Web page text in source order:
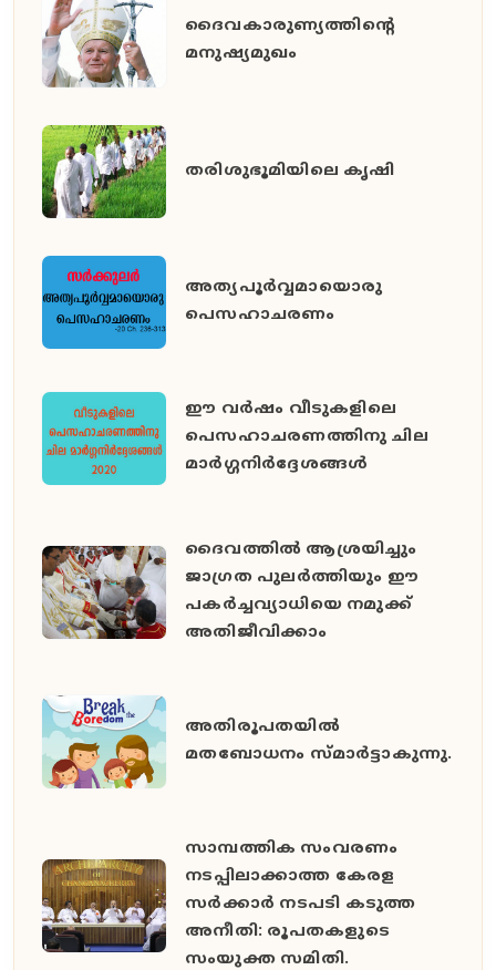
ദൈവകാരുണ്യത്തിന്റെ
മനുഷ്യമുഖം
തരിശുഭൂമിയിലെ കൃഷി
അത്യപൂര്‍വ്വമായൊരു
പെസഹാചരണം
ഈ വര്‍ഷം വീടുകളിലെ
പെസഹാചരണത്തിനു ചില
മാര്‍ഗ്ഗനിര്‍ദ്ദേശങ്ങള്‍
ദൈവത്തില്‍ ആശ്രയിച്ചും
ജാഗ്രത പുലര്‍ത്തിയും ഈ
പകര്‍ച്ചവ്യാധിയെ നമുക്ക്
അതിജീവിക്കാം
അതിരൂപതയില്‍
മതബോധനം സ്മാര്‍ട്ടാകുന്നു.
സാമ്പത്തിക സംവരണം
നടപ്പിലാക്കാത്ത കേരള
സർക്കാർ നടപടി കടുത്ത
അനീതി: രൂപതകളുടെ
സംയുക്ത സമിതി.